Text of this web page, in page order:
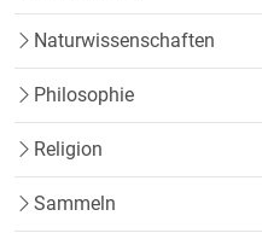
Naturwissenschaften
Philosophie
Religion
Sammeln